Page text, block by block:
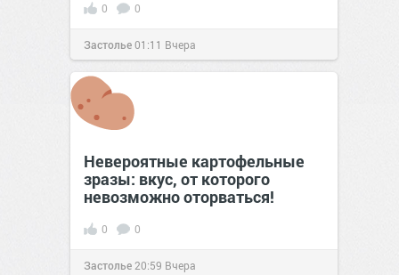
0 0
Застолье01:11 Вчера
Невероятные картофельные
зразы: вкус, от которого
невозможно оторваться!
0 0
Застолье 20:59 Вчера